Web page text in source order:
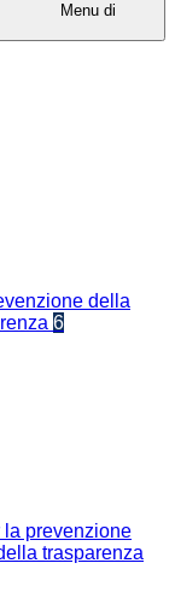
Menu di
della
6
la prevenzione
trasparenza